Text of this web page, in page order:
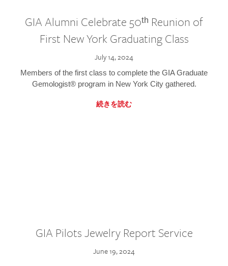
GIA Alumni Celebrate 50ᵗʰ Reunion of
First New York Graduating Class
July 14, 2024
Members of the first class to complete the GIA Graduate
Gemologist® program in New York City gathered.
続きを読む
GIA Pilots Jewelry Report Service
June 19, 2024